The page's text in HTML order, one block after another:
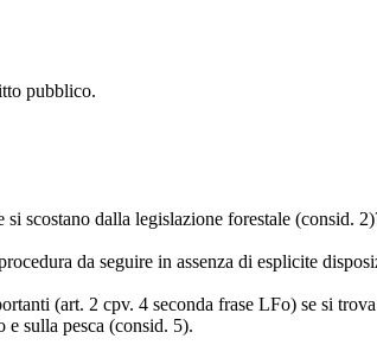
pubblico.
scostano dalla legislazione forestale (consid.
da seguire in assenza di esplicite
(art. 2 cpv. 4 seconda frase LFo) se si
e sulla pesca (consid. 5).